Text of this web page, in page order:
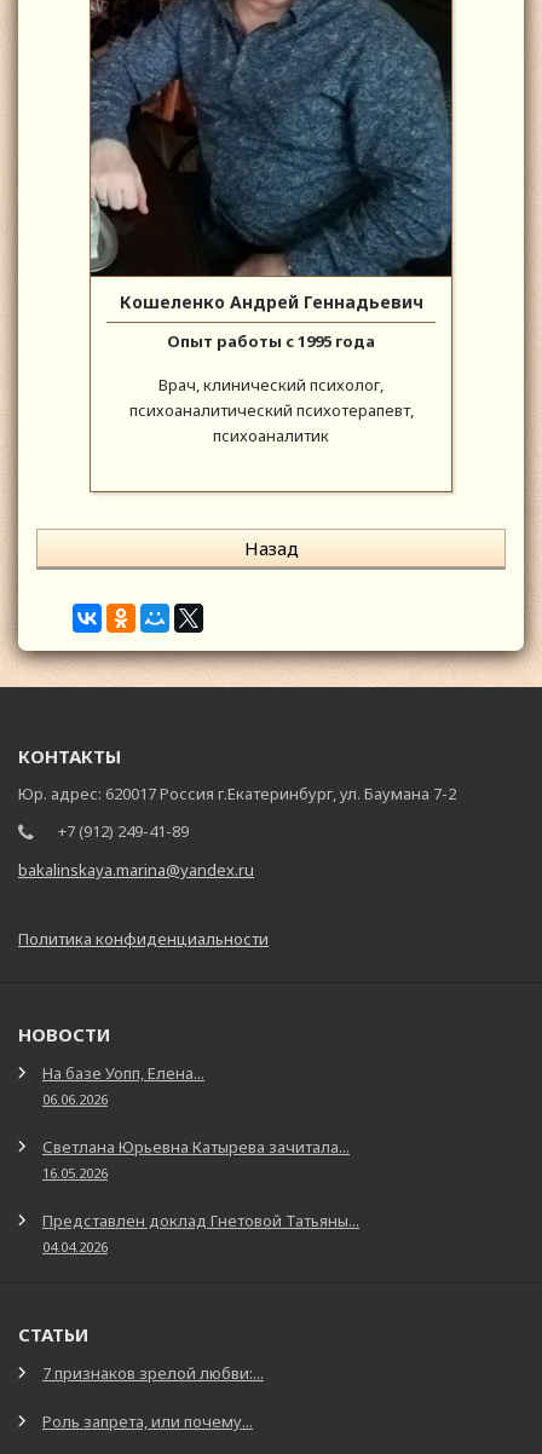
Кошеленко Андрей Геннадьевич
Опыт работы с 1995 года
Врач, клинический психолог,
психоаналитический психотерапевт,
психоаналитик
Назад
КОНТАКТЫ
Юр. адрес: 620017 Россия г.Екатеринбург, ул. Баумана 7-2
+7 (912) 249-41-89
bakalinskaya.marina@yandex.ru
Политика конфиденциальности
НОВОСТИ
На базе Уопп, Елена...
06.06.2026
Светлана Юрьевна Катырева зачитала...
16.05.2026
Представлен доклад Гнетовой Татьяны...
04.04.2026
СТАТЬИ
7 признаков зрелой любви:...
Роль запрета, или почему...